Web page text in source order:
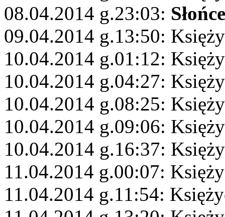
08.04.2014 g.23:03: Słońce
09.04.2014 g.13:50:
10.04.2014 g.01:12:
10.04.2014 g.04:27:
10.04.2014 g.08:25:
10.04.2014 g.09:06:
10.04.2014 g.16:37:
11.04.2014 g.00:07:
11.04.2014 g.11:54: